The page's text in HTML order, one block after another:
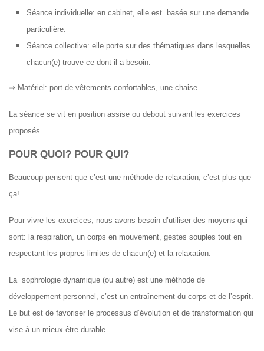
Séance individuelle: en cabinet, elle est basée sur une demande
particulière.
Séance collective: elle porte sur des thématiques dans lesquelles
chacun(e) trouve ce dont il a besoin.
⇒ Matériel: port de vêtements confortables, une chaise.
La séance se vit en position assise ou debout suivant les exercices
proposés.
POUR QUOI? POUR QUI?
Beaucoup pensent que c’est une méthode de relaxation, c’est plus que
ça!
Pour vivre les exercices, nous avons besoin d’utiliser des moyens qui
sont: la respiration, un corps en mouvement, gestes souples tout en
respectant les propres limites de chacun(e) et la relaxation.
La sophrologie dynamique (ou autre) est une méthode de
développement personnel, c’est un entraînement du corps et de l’esprit.
Le but est de favoriser le processus d’évolution et de transformation qui
vise à un mieux-être durable.